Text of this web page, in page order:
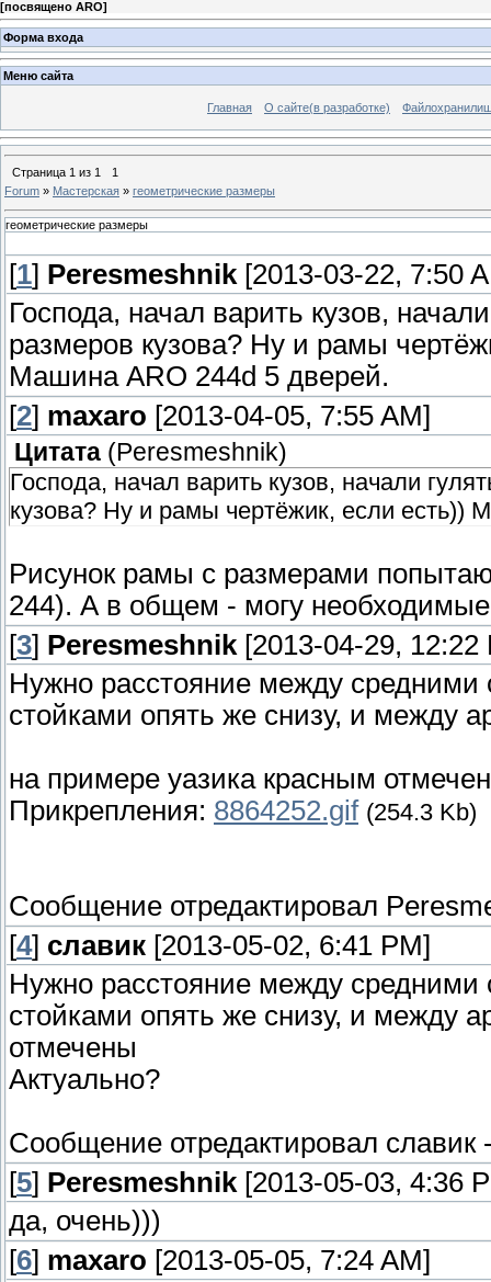
[посвящено ARO]
Форма входа
Меню сайта
Главная О сайте(в разработке)
Страница 1 из 1
1
Forum » Мастерская » геометрические размеры
геометрические размеры
[1] Peresmeshnik [2013-03-22, 7:50
Господа, начал варить кузов,
размеров кузова? Ну и рамы
Машина ARO 244d 5 дверей.
[2] maxaro [2013-04-05, 7:55 AM]
Цитата ( Peresmeshnik)
Господа, начал варить кузов, начали
кузова? Ну и рамы чертёжик, если есть))
Рисунок рамы с размерами
244). А в общем - могу
[3] Peresmeshnik [2013-04-29, 12:22
Нужно расстояние между
стойками опять же снизу, и между
на примере уазика красным
Прикрепления: 8864252.gif (254.3 Kb)
Сообщение отредактировал
[4] славик [2013-05-02, 6:41 PM]
Нужно расстояние между
стойками опять же снизу, и между
отмечены
Актуально?
Сообщение отредактировал славик
[5] Peresmeshnik [2013-05-03, 4:36
да, очень)))
[6] maxaro [2013-05-05, 7:24 AM]